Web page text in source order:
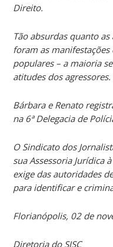
Direito.
Tão absurdas quanto
foram as
populares – a maioria
atitudes dos agressores.
Bárbara e Renato
na 6ª Delegacia de
O Sindicato dos
sua Assessoria Jurídica
exige das autoridades
para identificar e
Florianópolis, 02 de
Diretoria do SJSC